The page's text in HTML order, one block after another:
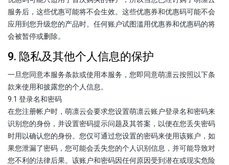
服务后，这些优惠可能将不会生效。这些优惠券和优惠码可能不会
应用到您升级您的产品时。任何账户试图滥用优惠券和优惠码的将
会被暂停或删除。
9. 隐私及其他个人信息的保护
一旦您同意本服务条款或使用本服务，您即同意萌凛云按照以下条
款来使用和披露您的个人信息。
9.1 登录名和密码
在您注册帐户时，萌凛云会要求您设置萌凛云账户登录名和密码来
识别您的身份，并设置密码提示问题及其答案，以便在您丢失密码
时用以确认您的身份。您仅可通过您设置的密码来使用该账户，如
果您泄漏了密码，您可能会丢失您的个人识别信息，并可能导致对
您不利的法律后果。该账户和密码因任何原因受到潜在或现实危险